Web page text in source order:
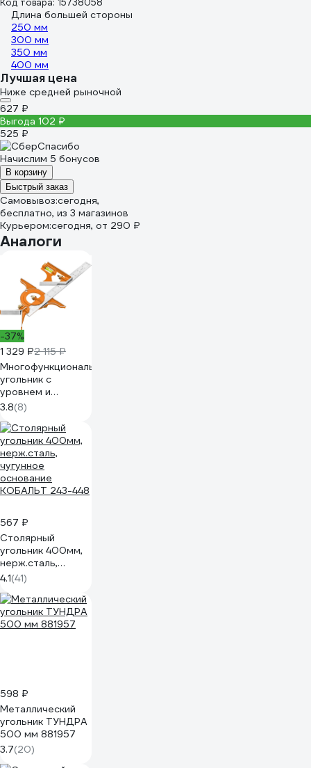
Код товара: 15738058
Длина большей стороны
250 мм
300 мм
350 мм
400 мм
Лучшая цена
Ниже средней рыночной
627 ₽
Выгода 102 ₽
525 ₽
Начислим 5 бонусов
В корзину
Быстрый заказ
Самовывоз:сегодня,
бесплатно, из 3 магазинов
Курьером:сегодня, от 290 ₽
Аналоги
-37%
1 329 ₽2 115 ₽
Многофункциональный
угольник с
уровнем и
транспортиром
NEO Tools 30 см,
шкала мм и дюймы
72-120
3.8(8)
567 ₽
Столярный
угольник 400мм,
нерж.сталь,
чугунное
основание
КОБАЛЬТ 243-448
4.1(41)
598 ₽
Металлический
угольник ТУНДРА
500 мм 881957
3.7(20)